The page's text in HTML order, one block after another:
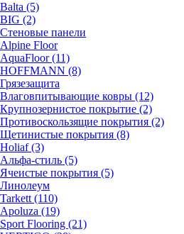
Balta (5)
BIG (2)
Стеновые панели
Alpine Floor
AquaFloor (11)
HOFFMANN (8)
Грязезащита
Влаговпитывающие ковры (12)
Крупнозернистое покрытие (2)
Противоскользящие покрытия (2)
Щетинистые покрытия (8)
Holiaf (3)
Альфа-стиль (5)
Ячеистые покрытия (5)
Линолеум
Tarkett (110)
Apoluza (19)
Sport Flooring (21)